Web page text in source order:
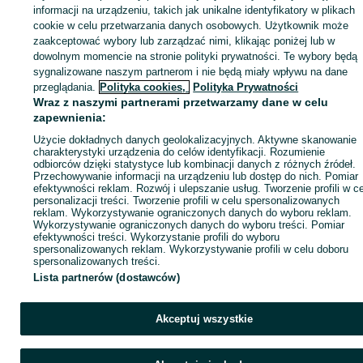
ID:871216132 Wyświetlenia:
Zaloguj się lub załóż konto na OLX, aby skontaktować się z
sprzedającym
Zaloguj się / Załóż konto
Zadzwoń / SMS Wyślij wiadomość
informacji na urządzeniu, takich jak unikalne identyfikatory w plikach
cookie w celu przetwarzania danych osobowych. Użytkownik może
zaakceptować wybory lub zarządzać nimi, klikając poniżej lub w
dowolnym momencie na stronie polityki prywatności. Te wybory będą
sygnalizowane naszym partnerom i nie będą miały wpływu na dane
przeglądania. Polityka cookies, Polityka Prywatności
Wraz z naszymi partnerami przetwarzamy dane w celu
zapewnienia:
Użycie dokładnych danych geolokalizacyjnych. Aktywne skanowanie
charakterystyki urządzenia do celów identyfikacji. Rozumienie
odbiorców dzięki statystyce lub kombinacji danych z różnych źródeł.
Przechowywanie informacji na urządzeniu lub dostęp do nich. Pomiar
efektywności reklam. Rozwój i ulepszanie usług. Tworzenie profili w
personalizacji treści. Tworzenie profili w celu spersonalizowanych
reklam. Wykorzystywanie ograniczonych danych do wyboru reklam.
Wykorzystywanie ograniczonych danych do wyboru treści. Pomiar
efektywności treści. Wykorzystanie profili do wyboru
spersonalizowanych reklam. Wykorzystywanie profili w celu doboru
spersonalizowanych treści.
Lista partnerów (dostawców)
Akceptuj wszystkie